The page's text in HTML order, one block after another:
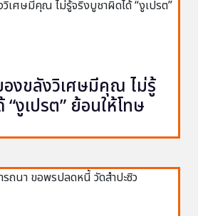
องขลังวิเศษมีคุณ ไม่รู้
งูเปรต” ย้อนให้โทษ